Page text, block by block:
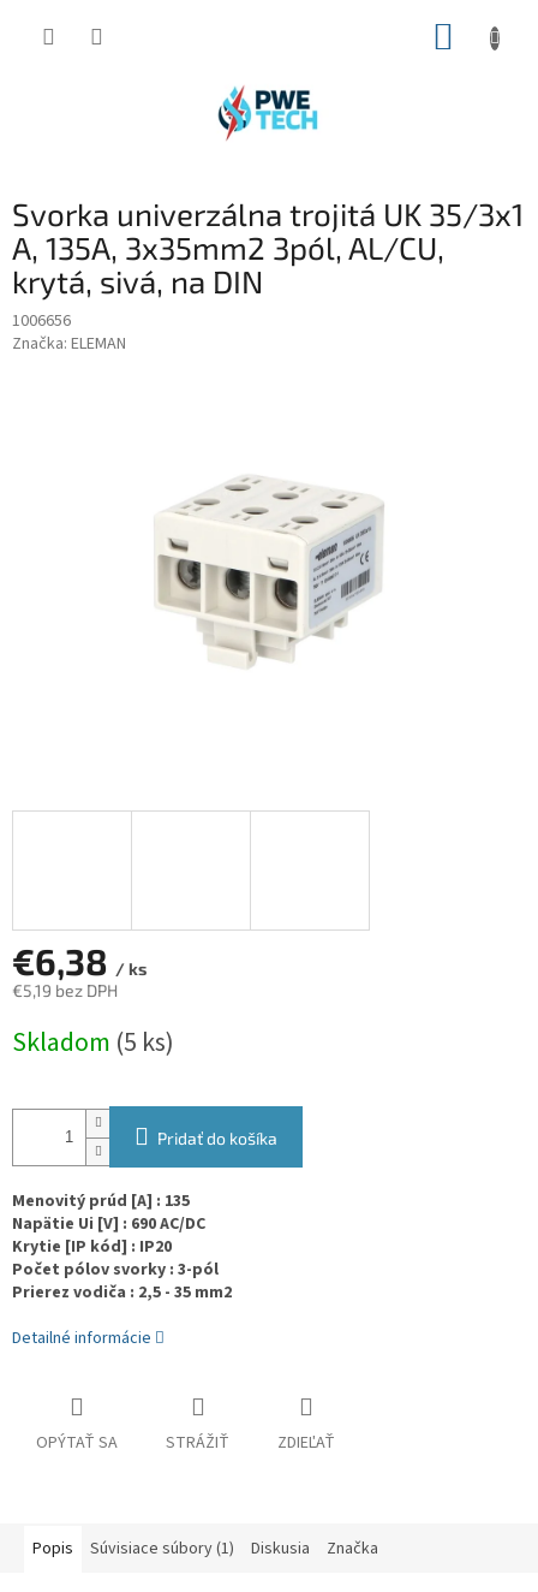
Svorka univerzálna trojitá UK 35/3x1
A, 135A, 3x35mm2 3pól, AL/CU,
krytá, sivá, na DIN
1006656
Značka: ELEMAN
€6,38 / ks
€5,19 bez DPH
cena:
Skladom (5 ks)
Pridať do košíka
Menovitý prúd [A] : 135
Napätie Ui [V] : 690 AC/DC
Krytie [IP kód] : IP20
Počet pólov svorky : 3-pól
Prierez vodiča : 2,5 - 35 mm2
Detailné informácie
OPÝTAŤ SA STRÁŽIŤ ZDIEĽAŤ
Popis Súvisiace súbory (1) Diskusia Značka